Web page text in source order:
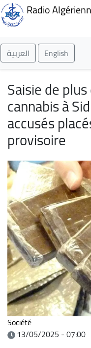
Radio
العربية English
Saisie de
cannabis à
accusés
provisoire
Société
13/05/2025 - 07:00